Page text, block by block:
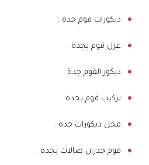
ديكورات فوم جدة .
عزل فوم بجدة .
ديكور الفوم جدة .
تركيب فوم بجدة .
محل ديكورات جدة .
فوم جدران صالات بجدة .